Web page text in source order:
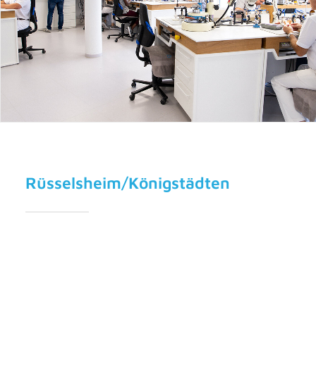
Rüsselsheim/Königstädten